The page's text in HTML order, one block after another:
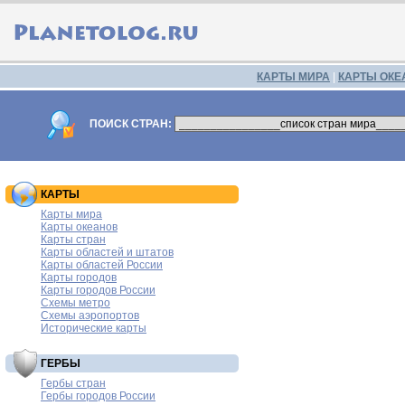
КАРТЫ МИРА КАРТЫ
ПОИСК СТРАН:
КАРТЫ
Карты мира
Карты океанов
Карты стран
Карты областей и штатов
Карты областей России
Карты городов
Карты городов России
Схемы метро
Схемы аэропортов
Исторические карты
ГЕРБЫ
Гербы стран
Гербы городов России